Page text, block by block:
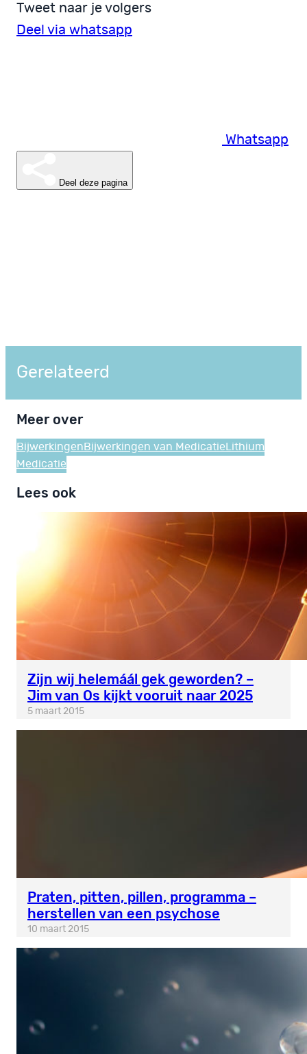
Tweet naar je volgers
Deel via whatsapp
Whatsapp
Deel deze pagina
Gerelateerd
Meer over
Bijwerkingen Bijwerkingen van Medicatie Lithium
Medicatie
Lees ook
Zijn wij helemáál gek geworden? –
Jim van Os kijkt vooruit naar 2025
5 maart 2015
Praten, pitten, pillen, programma –
herstellen van een psychose
10 maart 2015